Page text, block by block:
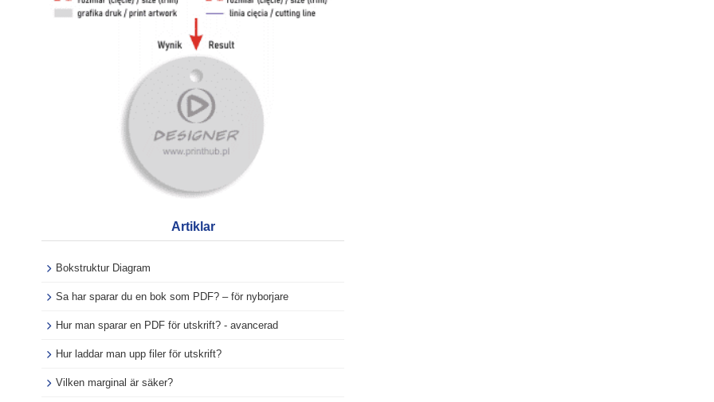
Artiklar
Bokstruktur Diagram
Sa har sparar du en bok som PDF? – för nyborjare
Hur man sparar en PDF för utskrift? - avancerad
Hur laddar man upp filer för utskrift?
Vilken marginal är säker?